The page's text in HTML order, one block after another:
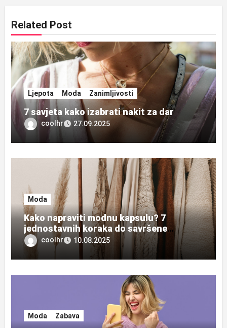
Related Post
Ljepota Moda Zanimljivosti
7 savjeta kako izabrati nakit za dar
coolhr 27.09.2025
Moda
Kako napraviti modnu kapsulu? 7
jednostavnih koraka do savršene
garderobe
coolhr 10.08.2025
Moda Zabava